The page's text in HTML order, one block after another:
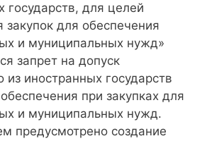
государств, для целей
закупок для обеспечения
и муниципальных нужд»
запрет на допуск
из иностранных государств
при закупках для
и муниципальных нужд.
предусмотрено создание